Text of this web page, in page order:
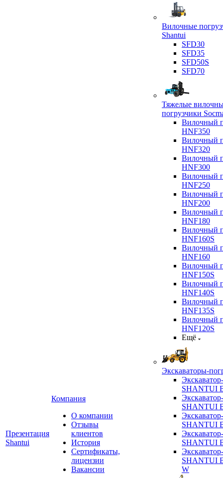
Презентация
Shantui
Компания
О компании
Отзывы
клиентов
История
Сертификаты,
лицензии
Вакансии
Вилочные
Shantui
SFD30
SFD35
SFD50S
SFD70
Тяжелые
погрузчики
Вилочный
HNF350
Вилочный
HNF320
Вилочный
HNF300
Вилочный
HNF250
Вилочный
HNF200
Вилочный
HNF180
Вилочный
HNF160S
Вилочный
HNF160
Вилочный
HNF150S
Вилочный
HNF140S
Вилочный
HNF135S
Вилочный
HNF120S
Ещё
Экскаваторы-
SHANTUI
SHANTUI
SHANTUI
SHANTUI
SHANTUI
W